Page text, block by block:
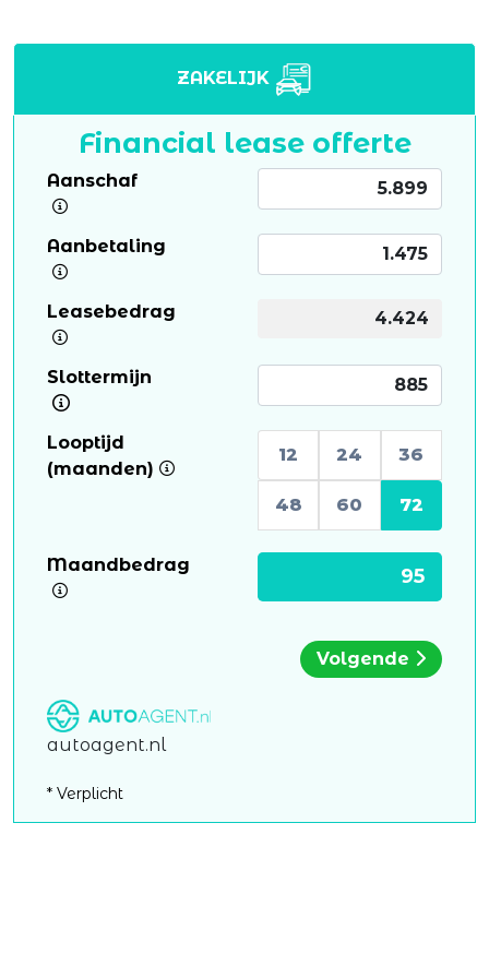
ZAKELIJK
Financial lease offerte
Aanschaf
Aanbetaling
Leasebedrag
Slottermijn
Looptijd
(maanden)
12 24 36
48 60 72
Maandbedrag
autoagent.nl
Volgende
* Verplicht